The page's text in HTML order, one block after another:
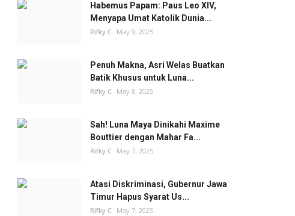
Habemus Papam: Paus Leo XIV,
Menyapa Umat Katolik Dunia...
Rifky C May 9, 2025
Penuh Makna, Asri Welas Buatkan
Batik Khusus untuk Luna...
Rifky C May 8, 2025
Sah! Luna Maya Dinikahi Maxime
Bouttier dengan Mahar Fa...
Rifky C May 7, 2025
Atasi Diskriminasi, Gubernur Jawa
Timur Hapus Syarat Us...
Rifky C May 7, 2025